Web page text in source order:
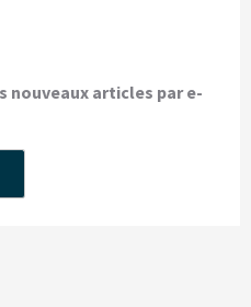
nouveaux articles par e-